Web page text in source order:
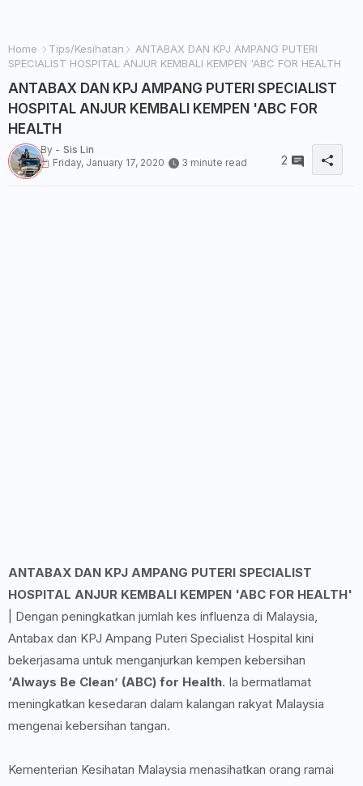
Home Tips/Kesihatan
ANTABAX DAN KPJ AMPANG PUTERI
SPECIALIST HOSPITAL ANJUR KEMBALI KEMPEN 'ABC FOR HEALTH
ANTABAX DAN KPJ AMPANG PUTERI SPECIALIST
HOSPITAL ANJUR KEMBALI KEMPEN 'ABC FOR
HEALTH
By - Sis Lin
Friday, January 17, 2020
3 minute read 2
ANTABAX DAN KPJ AMPANG PUTERI SPECIALIST
HOSPITAL ANJUR KEMBALI KEMPEN 'ABC FOR HEALTH'
| Dengan peningkatkan jumlah kes influenza di Malaysia,
Antabax dan KPJ Ampang Puteri Specialist Hospital kini
bekerjasama untuk menganjurkan kempen kebersihan
‘Always Be Clean’ (ABC) for Health. Ia bermatlamat
meningkatkan kesedaran dalam kalangan rakyat Malaysia
mengenai kebersihan tangan.
Kementerian Kesihatan Malaysia menasihatkan orang ramai